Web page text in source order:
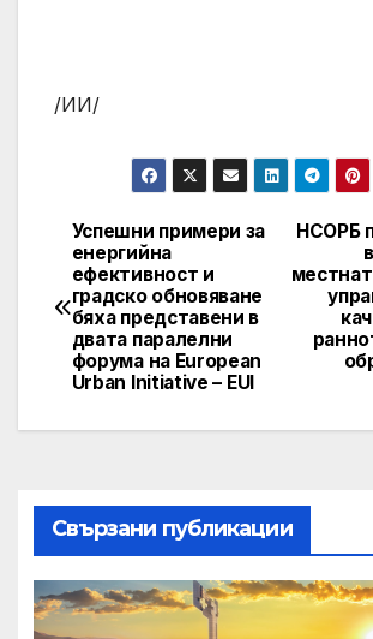
/ИИ/
Post
navigation
НСОРБ
Успешни примери за
енергийна
ефективност и
градско обновяване
бяха представени в
двата паралелни
форума на European
Urban Initiative – EUI
Свързани публикации